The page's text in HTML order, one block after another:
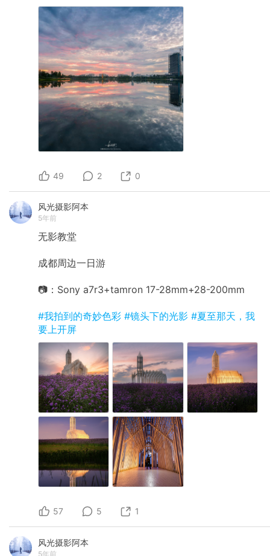
49 2 0
风光摄影阿本
5年前
无影教堂
成都周边一日游
📷：Sony a7r3+tamron 17-28mm+28-200mm
#我拍到的奇妙色彩 #镜头下的光影 #夏至那天，我
要上开屏
57 5 1
风光摄影阿本
5年前